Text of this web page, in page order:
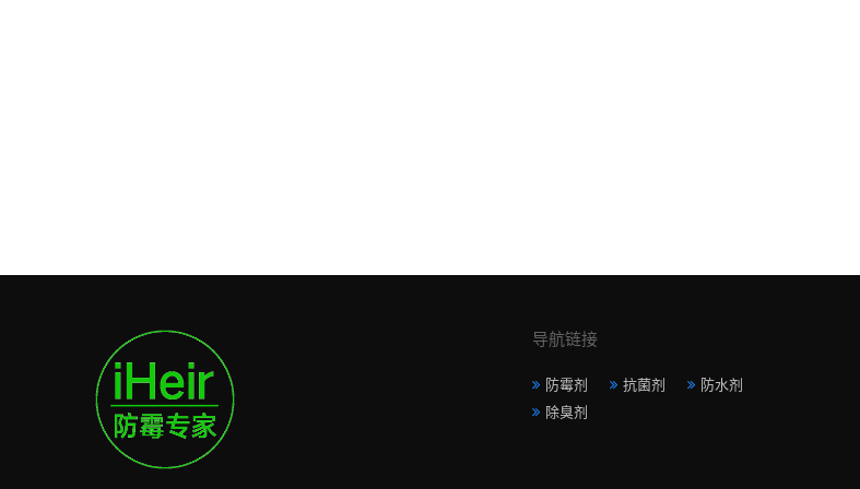
导航链接
防霉剂 抗菌剂
防水剂
除臭剂